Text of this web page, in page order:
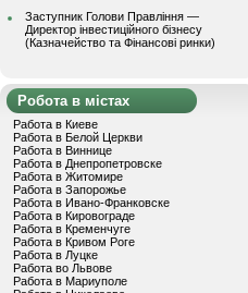
Заступник Голови Правління —
Директор інвестиційного бізнесу
(Казначейство та Фінансові ринки)
Робота в містах
Работа в Киеве
Работа в Белой Церкви
Работа в Виннице
Работа в Днепропетровске
Работа в Житомире
Работа в Запорожье
Работа в Ивано-Франковске
Работа в Кировограде
Работа в Кременчуге
Работа в Кривом Роге
Работа в Луцке
Работа во Львове
Работа в Мариуполе